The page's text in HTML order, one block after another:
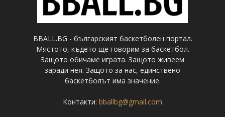
BBALL.BG - българският баскетболен портал.
Мястото, където ще говорим за баскетбол.
Защото обичаме играта. Защото живеем
заради нея. Защото за нас, единствено
баскетболът има значение.
Контакти: bballbg@gmail.com